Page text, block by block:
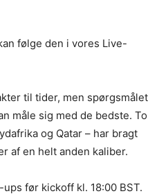
følge den i vores Live-
til tider, men spørgsmålet
måle sig med de bedste. To
og Qatar – har bragt
af en helt anden kaliber.
før kickoff kl. 18:00 BST.